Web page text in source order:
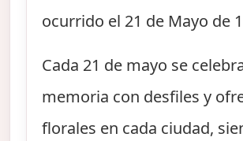
ocurrido el 21 de Mayo de
Cada 21 de mayo se
memoria con desfiles y
florales en cada ciudad,